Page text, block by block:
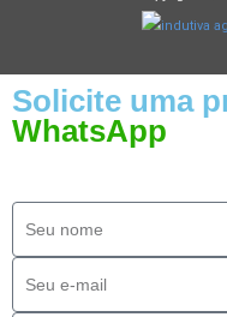
Solicite uma
WhatsApp